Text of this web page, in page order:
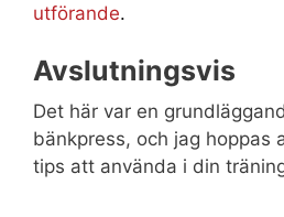
utförande.
Avslutningsvis
Det här var en
bänkpress, och jag hoppas
tips att använda i din